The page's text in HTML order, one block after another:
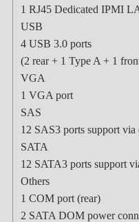
1 RJ45 Dedicated IPMI
USB
4 USB 3.0 ports
(2 rear + 1 Type A + 1
VGA
1 VGA port
SAS
12 SAS3 ports support
SATA
12 SATA3 ports support
Others
1 COM port (rear)
2 SATA DOM power